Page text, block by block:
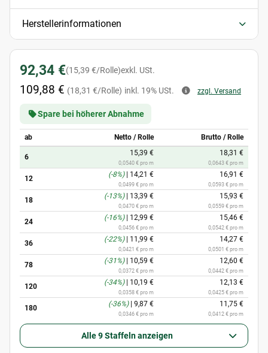
Herstellerinformationen
92,34 €(15,39 €/Rolle)exkl. USt.
109,88 € (18,31 €/Rolle) inkl. 19% USt. zzgl. Versand
Spare bei höherer Abnahme
ab Netto / Rolle Brutto / Rolle
6 15,39 €
0,0540 € pro m
18,31 €
0,0643 € pro m
12 (-8%) 14,21 €
0,0499 € pro m
16,91 €
0,0593 € pro m
18 (-13%) 13,39 €
0,0470 € pro m
15,93 €
0,0559 € pro m
24 (-16%) 12,99 €
0,0456 € pro m
15,46 €
0,0542 € pro m
36 (-22%) 11,99 €
0,0421 € pro m
14,27 €
0,0501 € pro m
78 (-31%) 10,59 €
0,0372 € pro m
12,60 €
0,0442 € pro m
120 (-34%) 10,19 €
0,0358 € pro m
12,13 €
0,0425 € pro m
180 (-36%) 9,87 €
0,0346 € pro m
11,75 €
0,0412 € pro m
Alle 9 Staffeln anzeigen